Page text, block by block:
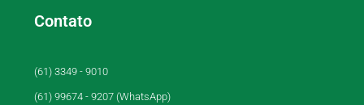
Contato
(61) 3349 - 9010
(61) 99674 - 9207 (WhatsApp)